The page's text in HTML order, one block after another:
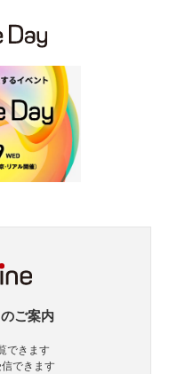
のご案内
できます
できます